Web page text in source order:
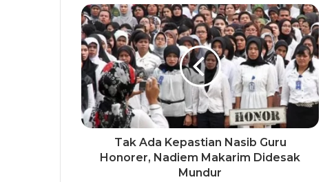
Tak Ada Kepastian Nasib Guru
Honorer, Nadiem Makarim Didesak
Mundur